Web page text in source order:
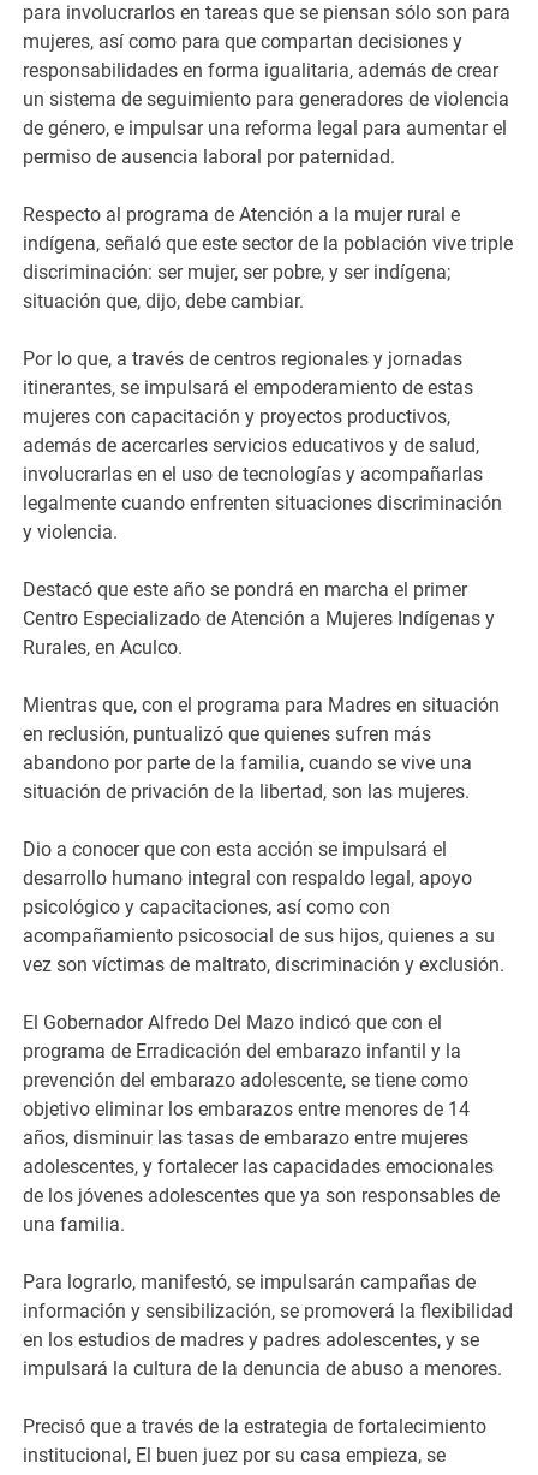
para involucrarlos en tareas que se piensan sólo son para
mujeres, así como para que compartan decisiones y
responsabilidades en forma igualitaria, además de crear
un sistema de seguimiento para generadores de violencia
de género, e impulsar una reforma legal para aumentar el
permiso de ausencia laboral por paternidad.
Respecto al programa de Atención a la mujer rural e
indígena, señaló que este sector de la población vive triple
discriminación: ser mujer, ser pobre, y ser indígena;
situación que, dijo, debe cambiar.
Por lo que, a través de centros regionales y jornadas
itinerantes, se impulsará el empoderamiento de estas
mujeres con capacitación y proyectos productivos,
además de acercarles servicios educativos y de salud,
involucrarlas en el uso de tecnologías y acompañarlas
legalmente cuando enfrenten situaciones discriminación
y violencia.
Destacó que este año se pondrá en marcha el primer
Centro Especializado de Atención a Mujeres Indígenas y
Rurales, en Aculco.
Mientras que, con el programa para Madres en situación
en reclusión, puntualizó que quienes sufren más
abandono por parte de la familia, cuando se vive una
situación de privación de la libertad, son las mujeres.
Dio a conocer que con esta acción se impulsará el
desarrollo humano integral con respaldo legal, apoyo
psicológico y capacitaciones, así como con
acompañamiento psicosocial de sus hijos, quienes a su
vez son víctimas de maltrato, discriminación y exclusión.
El Gobernador Alfredo Del Mazo indicó que con el
programa de Erradicación del embarazo infantil y la
prevención del embarazo adolescente, se tiene como
objetivo eliminar los embarazos entre menores de 14
años, disminuir las tasas de embarazo entre mujeres
adolescentes, y fortalecer las capacidades emocionales
de los jóvenes adolescentes que ya son responsables de
una familia.
Para lograrlo, manifestó, se impulsarán campañas de
información y sensibilización, se promoverá la flexibilidad
en los estudios de madres y padres adolescentes, y se
impulsará la cultura de la denuncia de abuso a menores.
Precisó que a través de la estrategia de fortalecimiento
institucional, El buen juez por su casa empieza, se